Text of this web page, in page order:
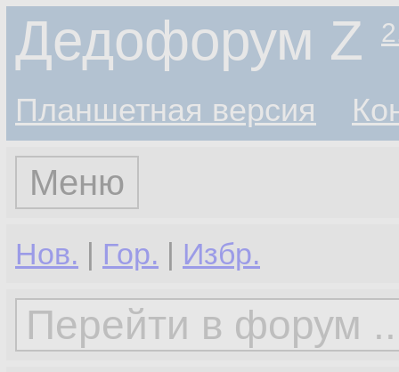
Дедофорум Z
Планшетная версия
Меню
Нов. | Гор. | Избр.